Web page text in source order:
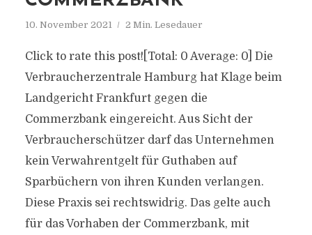
10. November 2021 2 Min. Lesedauer
Click to rate this post![Total: 0 Average: 0] Die
Verbraucherzentrale Hamburg hat Klage beim
Landgericht Frankfurt gegen die
Commerzbank eingereicht. Aus Sicht der
Verbraucherschützer darf das Unternehmen
kein Verwahrentgelt für Guthaben auf
Sparbüchern von ihren Kunden verlangen.
Diese Praxis sei rechtswidrig. Das gelte auch
für das Vorhaben der Commerzbank, mit